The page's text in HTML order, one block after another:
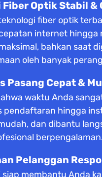
Fiber Optik Stabil &
fiber optik
internet hingga
bahkan saat
oleh banyak
Pasang Cepat &
waktu Anda
pendaftaran hingga
dan dibantu
Pelanggan
membantu Anda